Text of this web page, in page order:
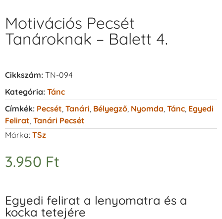
Motivációs Pecsét
Tanároknak – Balett 4.
Cikkszám: TN-094
Kategória: Tánc
Címkék: Pecsét Tanári Bélyegző Nyomda Tánc Egyedi
Felirat Tanári Pecsét
Márka: TSz
3.950 Ft
Egyedi felirat a lenyomatra és a
kocka tetejére